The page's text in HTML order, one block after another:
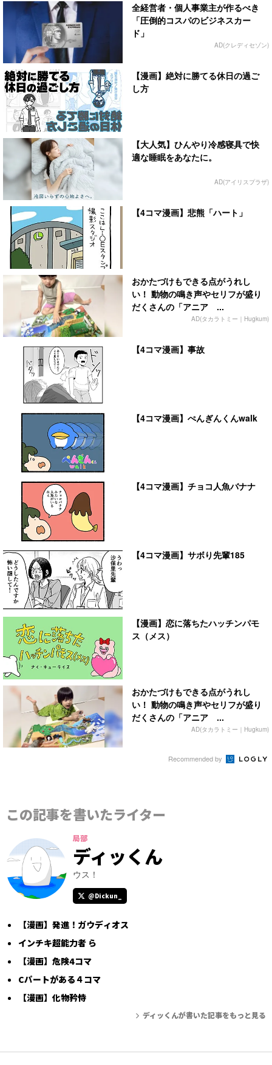
全経営者・個人事業主が作るべき
「圧倒的コスパのビジネスカー
ド」
AD(クレディセゾン)
【漫画】絶対に勝てる休日の過ご
し方
【大人気】ひんやり冷感寝具で快
適な睡眠をあなたに。
AD(アイリスプラザ)
【4コマ漫画】悲熊「ハート」
おかたづけもできる点がうれし
い！ 動物の鳴き声やセリフが盛り
だくさんの「アニア ...
AD(タカラトミー｜Hugkum)
【4コマ漫画】事故
【4コマ漫画】ぺんぎんくんwalk
【4コマ漫画】チョコ人魚バナナ
【4コマ漫画】サボり先輩185
【漫画】恋に落ちたハッチンパモ
ス（メス）
おかたづけもできる点がうれし
い！ 動物の鳴き声やセリフが盛り
だくさんの「アニア ...
AD(タカラトミー｜Hugkum)
Recommended by
この記事を書いたライター
局部
ディッくん
ウス！
@Dickun_
【漫画】発進！ガウディオス
インチキ超能力者 ら
【漫画】危険4コマ
Cパートがある４コマ
【漫画】化物矜恃
ディッくんが書いた記事をもっと見る